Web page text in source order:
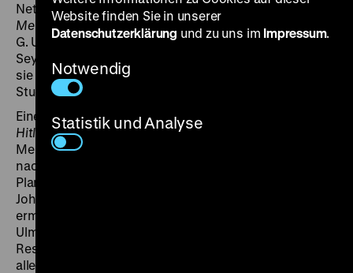
Netzwerk fort. So kam es gut zehn Jahre nach
Menschen am Sonntagzur Zusammenarbeit von Edgar
G. Ulmer mit dem Sohn von Heinrich Nebenzahl,
Seymour Nebenzal (nun ohne h). Gemeinsam drehten
sie eine Reihe von B-Filmen für das Poverty Row
Studio PRC.
Eine vergleichsweise teure PRC-Produktion war 1942
Hitler’s Madman , die hochaktuelle Geschichte der
Menschen in der tschechischen Ortschaft Lidice, die
nach dem Attentat auf den hohen SS-Offizier und
Planer des Holocaust, Reinhard Heydrich (gespielt von
John Carradine als leibhaftiger Teufel), zur Vergeltung
ermordet wurden. Nebenzal fungierte als Produzent,
Ulmer war der Troubleshooter im Hintergrund. Das
Resultat war eine emotionale packende Anklage. In
allen Bereichen wirkten Emigranten mit, die vor den
Website finden Sie in unserer
Datenschutzerklärung und zu uns im Impressum.
Notwendig
Statistik und Analyse